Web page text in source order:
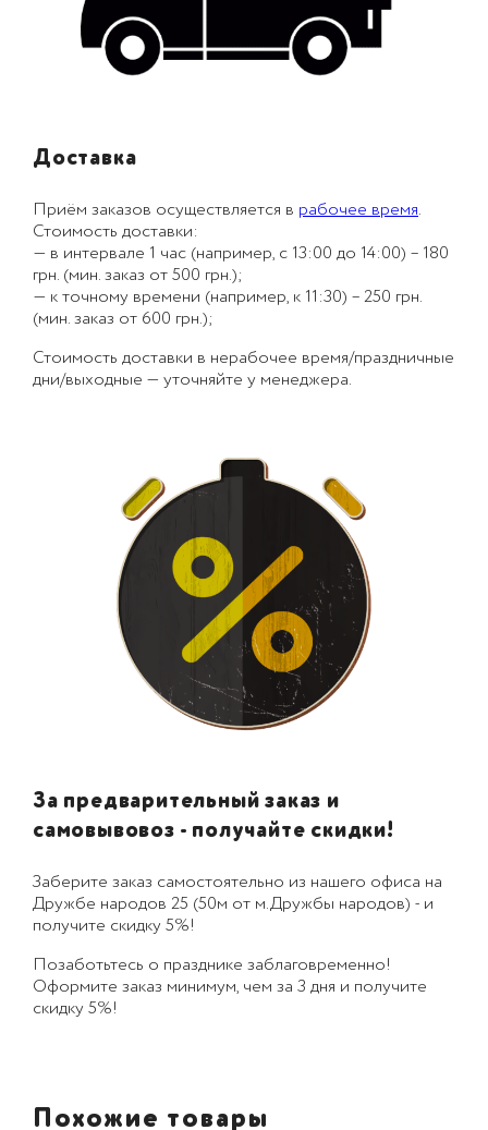
Доставка
Приём заказов осуществляется в рабочее время.
Стоимость доставки:
— в интервале 1 час (например, с 13:00 до 14:00) – 180
грн. (мин. заказ от 500 грн.);
— к точному времени (например, к 11:30) – 250 грн.
(мин. заказ от 600 грн.);
Стоимость доставки в нерабочее время/праздничные
дни/выходные — уточняйте у менеджера.
За предварительный заказ и
самовывовоз - получайте скидки!
Заберите заказ самостоятельно из нашего офиса на
Дружбе народов 25 (50м от м.Дружбы народов) - и
получите скидку 5%!
Позаботьтесь о празднике заблаговременно!
Оформите заказ минимум, чем за 3 дня и получите
скидку 5%!
Похожие товары